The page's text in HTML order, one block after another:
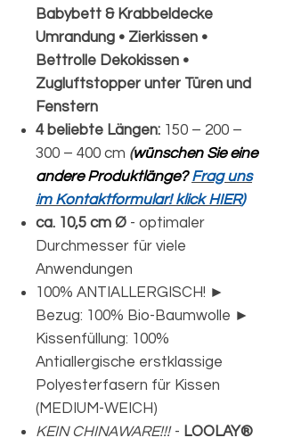
Babybett & Krabbeldecke
Umrandung • Zierkissen •
Bettrolle Dekokissen •
Zugluftstopper unter Türen und
Fenstern
4 beliebte Längen: 150 – 200 –
300 – 400 cm (wünschen Sie eine
andere Produktlänge? Frag uns
im Kontaktformular! klick HIER)
ca. 10,5 cm Ø - optimaler
Durchmesser für viele
Anwendungen
100% ANTIALLERGISCH! ►
Bezug: 100% Bio-Baumwolle ►
Kissenfüllung: 100%
Antiallergische erstklassige
Polyesterfasern für Kissen
(MEDIUM-WEICH)
KEIN CHINAWARE!!! - LOOLAY®